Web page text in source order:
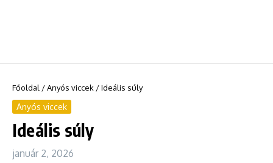
Főoldal /Anyós viccek /Ideális súly
Anyós viccek
Ideális súly
január 2, 2026